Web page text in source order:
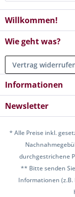
Willkommen!
Wie geht was?
Vertrag
Informationen
Newsletter
* Alle Preise inkl.
durchgestrichene
** Bitte senden
Informationen